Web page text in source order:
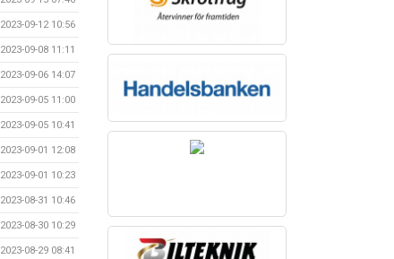
2023-09-12 10:56
2023-09-08 11:11
2023-09-06 14:07
2023-09-05 11:00
2023-09-05 10:41
2023-09-01 12:08
2023-09-01 10:23
2023-08-31 10:46
2023-08-30 10:29
2023-08-29 08:41